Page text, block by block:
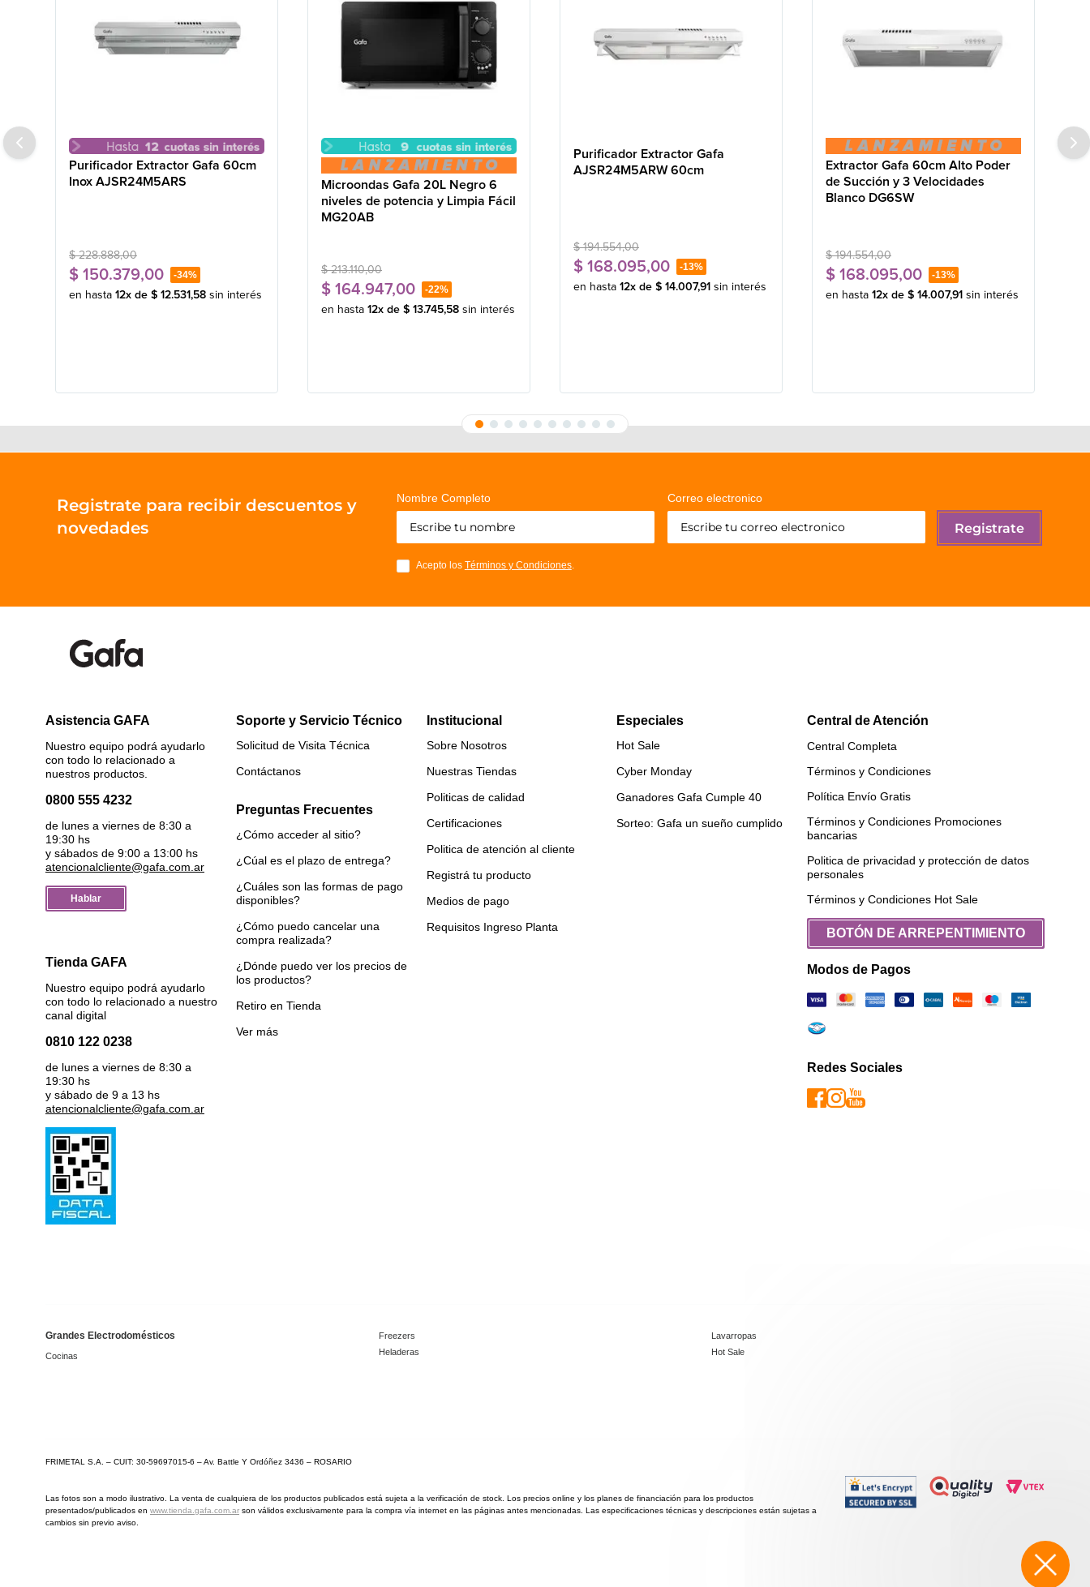
Purificador Extractor Gafa 60cm
Inox AJSR24M5ARS
$ 228.888,00
$ 150.379,00 -34%
en hasta 12x de $ 12.531,58 sin interés
Microondas Gafa 20L Negro 6
niveles de potencia y Limpia Fácil
MG20AB
$ 213.110,00
$ 164.947,00 -22%
en hasta 12x de $ 13.745,58 sin interés
Purificador Extractor Gafa
AJSR24M5ARW 60cm
$ 194.554,00
$ 168.095,00 -13%
en hasta 12x de $ 14.007,91 sin interés
Extractor Gafa 60cm Alto Poder
de Succión y 3 Velocidades
Blanco DG6SW
$ 194.554,00
$ 168.095,00 -13%
en hasta 12x de $ 14.007,91 sin interés
Registrate para recibir descuentos y
novedades
Nombre Completo Correo electronico
Acepto los Términos y Condiciones.
Registrate
Asistencia GAFA
Nuestro equipo podrá ayudarlo
con todo lo relacionado a
nuestros productos.
0800 555 4232
de lunes a viernes de 8:30 a
19:30 hs
y sábados de 9:00 a 13:00 hs
atencionalcliente@gafa.com.ar
Hablar
Tienda GAFA
Nuestro equipo podrá ayudarlo
con todo lo relacionado a nuestro
canal digital
0810 122 0238
de lunes a viernes de 8:30 a
19:30 hs
y sábado de 9 a 13 hs
atencionalcliente@gafa.com.ar
Soporte y Servicio Técnico
Solicitud de Visita Técnica
Contáctanos
Preguntas Frecuentes
¿Cómo acceder al sitio?
¿Cúal es el plazo de entrega?
¿Cuáles son las formas de pago
disponibles?
¿Cómo puedo cancelar una
compra realizada?
¿Dónde puedo ver los precios de
los productos?
Retiro en Tienda
Ver más
Institucional
Sobre Nosotros
Nuestras Tiendas
Politicas de calidad
Certificaciones
Politica de atención al cliente
Registrá tu producto
Medios de pago
Requisitos Ingreso Planta
Especiales
Hot Sale
Cyber Monday
Ganadores Gafa Cumple 40
Sorteo: Gafa un sueño cumplido
Central de Atención
Central Completa
Términos y Condiciones
Política Envío Gratis
Términos y Condiciones Promociones
bancarias
Politica de privacidad y protección de datos
personales
Términos y Condiciones Hot Sale
BOTÓN DE ARREPENTIMIENTO
Modos de Pagos
Redes Sociales
Grandes Electrodomésticos
Cocinas
Freezers
Heladeras
Lavarropas
Hot Sale
FRIMETAL S.A. – CUIT: 30-59697015-6 – Av. Battle Y Ordóñez 3436 – ROSARIO
Las fotos son a modo ilustrativo. La venta de cualquiera de los productos publicados está sujeta a la verificación de stock. Los precios online y los planes de financiación para los productos
presentados/publicados en www.tienda.gafa.com.ar son válidos exclusivamente para la compra vía internet en las páginas antes mencionadas. Las especificaciones técnicas y descripciones están sujetas a
cambios sin previo aviso.